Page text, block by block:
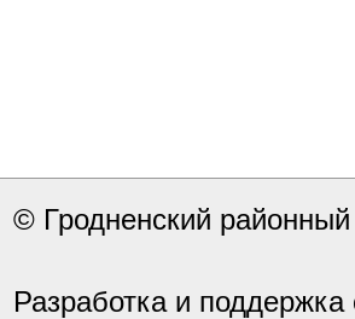
© Гродненский
Разработка и поддержка